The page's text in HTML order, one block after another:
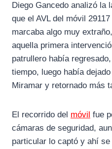
Diego Gancedo analizó la
que el AVL del móvil
marcaba algo muy
aquella primera
patrullero había
tiempo, luego había
Miramar y retornado más
El recorrido del móvil fue
cámaras de seguridad,
particular lo captó y ahí